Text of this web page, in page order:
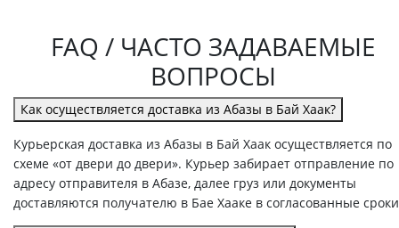
FAQ / ЧАСТО ЗАДАВАЕМЫЕ
ВОПРОСЫ
Как осуществляется доставка из Абазы в Бай Хаак?
Курьерская доставка из Абазы в Бай Хаак осуществляется по
схеме «от двери до двери». Курьер забирает отправление по
адресу отправителя в Абазе, далее груз или документы
доставляются получателю в Бае Хааке в согласованные